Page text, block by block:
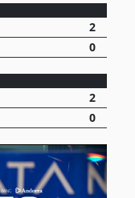
2
0
2
0